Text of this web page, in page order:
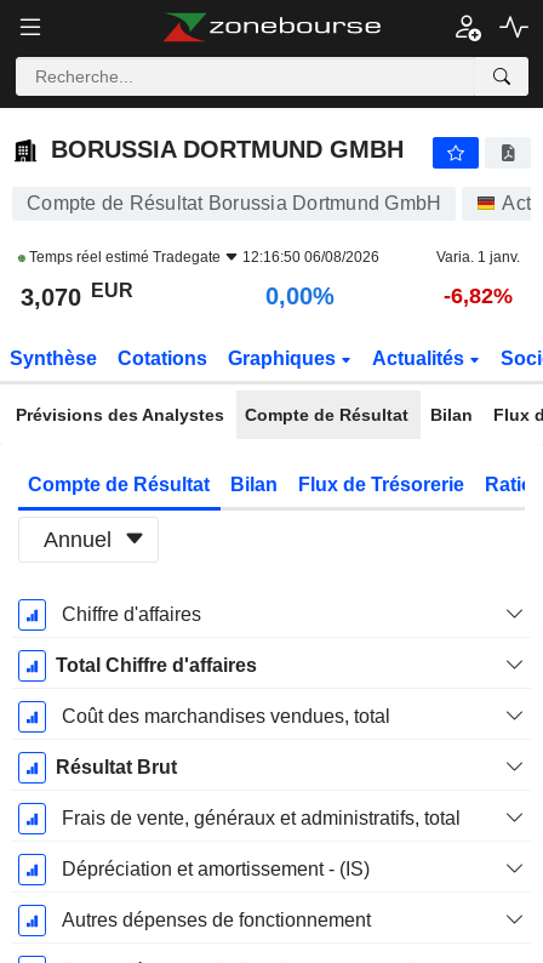
BORUSSIA DORTMUND GMBH
BORUSSIA DORTMUND GMBH
Compte de Résultat Borussia Dortmund GmbH
Temps réel estimé Tradegate 12:16:50 06/08/2026 Varia. 1 janv.
3,070 EUR 0,00% -6,82%
Synthèse Cotations Graphiques Actualités
Prévisions des Analystes Compte de Résultat Bilan Flux
Compte de Résultat Bilan Flux de Trésorerie
Annuel
Période
Fiscale:
Juin
Chiffre d'affaires
Total Chiffre d'affaires
Coût des marchandises vendues, total
Résultat Brut
Frais de vente, généraux et administratifs, total
Dépréciation et amortissement - (IS)
Autres dépenses de fonctionnement